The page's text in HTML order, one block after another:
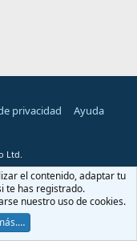
privacidad Ayuda
Ltd.
el contenido, adaptar tu
te has registrado.
nuestro uso de cookies.